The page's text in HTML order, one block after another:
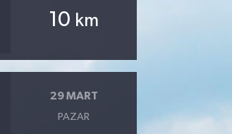
10 km
29 MART
PAZAR